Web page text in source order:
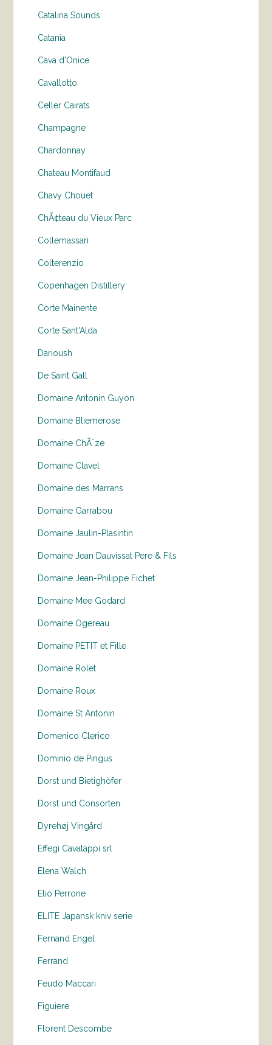
Catalina Sounds
Catania
Cava d'Onice
Cavallotto
Celler Cairats
Champagne
Chardonnay
Chateau Montifaud
Chavy Chouet
ChÃ¢teau du Vieux Parc
Collemassari
Colterenzio
Copenhagen Distillery
Corte Mainente
Corte Sant'Alda
Darioush
De Saint Gall
Domaine Antonin Guyon
Domaine Bliemerose
Domaine ChÃ¨ze
Domaine Clavel
Domaine des Marrans
Domaine Garrabou
Domaine Jaulin-Plasintin
Domaine Jean Dauvissat Pere & Fils
Domaine Jean-Philippe Fichet
Domaine Mee Godard
Domaine Ogereau
Domaine PETIT et Fille
Domaine Rolet
Domaine Roux
Domaine St Antonin
Domenico Clerico
Dominio de Pingus
Dorst und Bietighöfer
Dorst und Consorten
Dyrehøj Vingård
Effegi Cavatappi srl
Elena Walch
Elio Perrone
ELITE Japansk kniv serie
Fernand Engel
Ferrand
Feudo Maccari
Figuiere
Florent Descombe